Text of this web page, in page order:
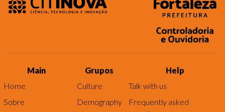
Main
Home
Sobre
Grupos
Culture
Demography
Help
Talk with us
Frequently asked